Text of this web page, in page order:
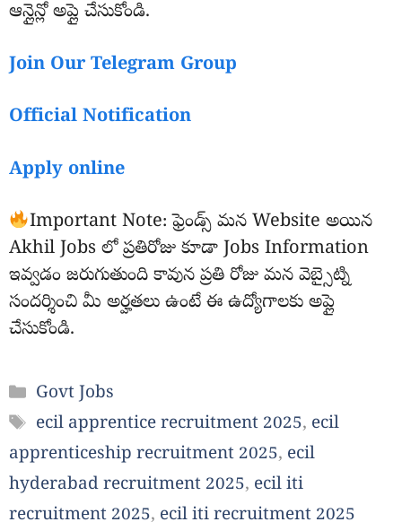
ఆన్లైన్లో అప్లై చేసుకోండి.
Join Our Telegram Group
Official Notification
Apply online
Important Note: ఫ్రెండ్స్ మన Website అయిన
Akhil Jobs లో ప్రతిరోజు కూడా Jobs Information
ఇవ్వడం జరుగుతుంది కావున ప్రతి రోజు మన వెబ్సైట్ని
సందర్శించి మీ అర్హతలు ఉంటే ఈ ఉద్యోగాలకు అప్లై
చేసుకోండి.
Categories
Govt Jobs
Tags
ecil apprentice recruitment 2025, ecil
apprenticeship recruitment 2025, ecil
hyderabad recruitment 2025, ecil iti
recruitment 2025, ecil iti recruitment 2025